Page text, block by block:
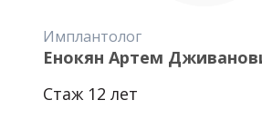
Имплантолог
Енокян Артем
Стаж 12 лет